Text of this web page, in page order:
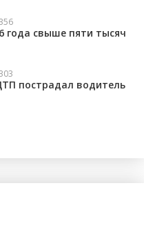
года свыше пяти тысяч
пострадал водитель